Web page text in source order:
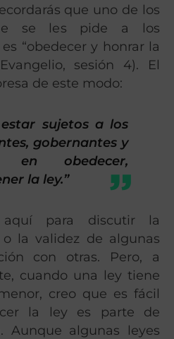
que uno de los
se les pide a los
“obedecer y honrar la
sesión 4). El
de este modo:
estar sujetos a los
gobernantes y
en obedecer,
la ley.”
para discutir la
la validez de algunas
con otras. Pero, a
cuando una ley tiene
creo que es fácil
la ley es parte de
Aunque algunas leyes